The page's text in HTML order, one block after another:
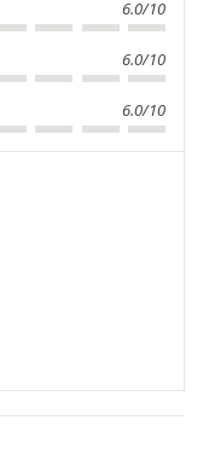
6.0/10
6.0/10
6.0/10